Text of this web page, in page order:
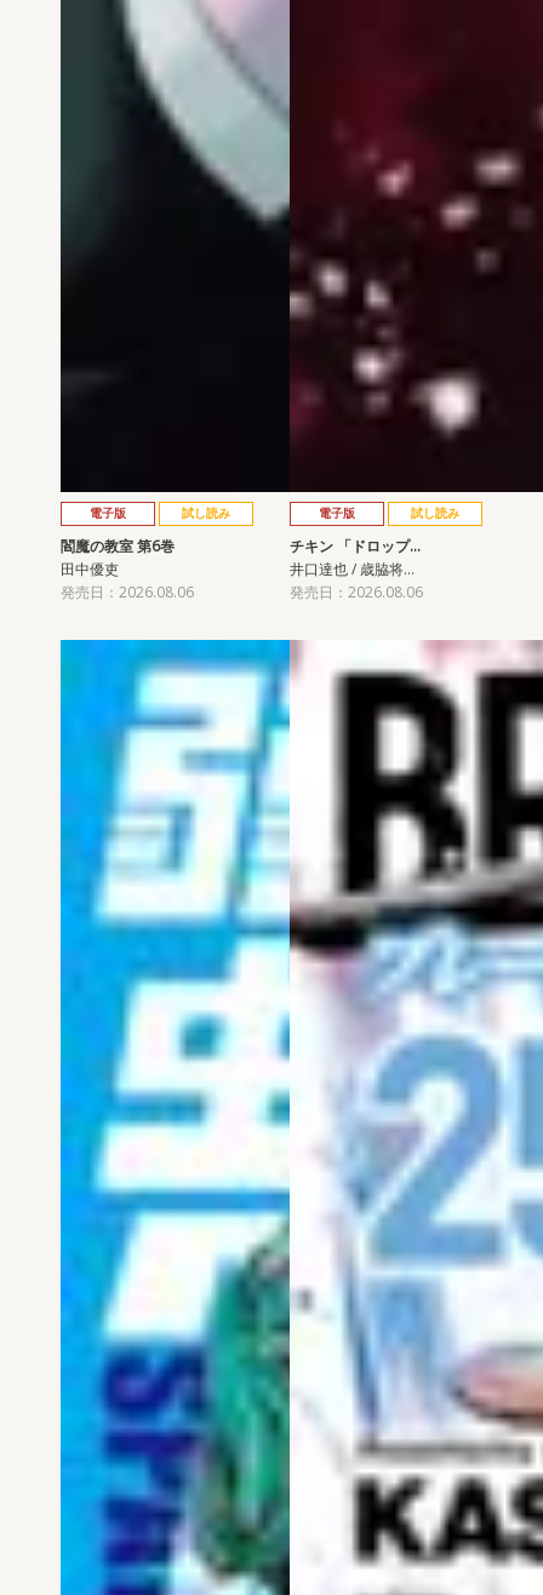
電子版 試し読み
閻魔の教室 第6巻
田中優吏
発売日：2026.08.06
電子版 試し読み
チキン 「ドロップ…
井口達也 / 歳脇将…
発売日：2026.08.06